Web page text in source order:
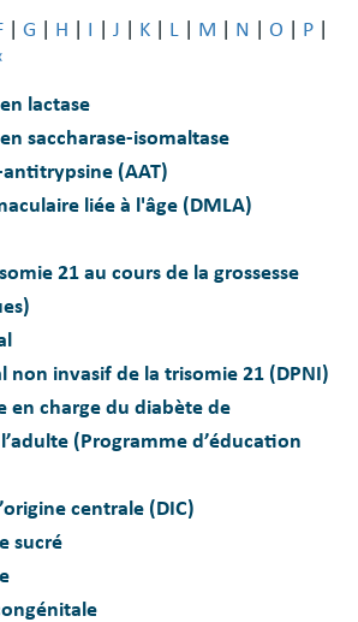
G H I J K L M N O P
lactase
saccharase-isomaltase
(AAT)
liée à l'âge (DMLA)
21 au cours de la grossesse
non invasif de la trisomie 21 (DPNI)
en charge du diabète de
(Programme d’éducation
centrale (DIC)
sucré